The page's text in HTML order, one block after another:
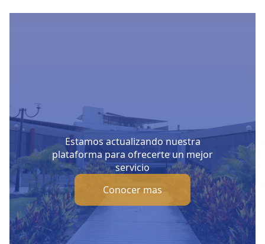
Estamos actualizando nuestra
plataforma para ofrecerte un mejor
servicio
Conocer mas